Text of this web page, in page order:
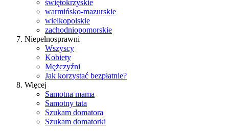
świętokrzyskie
warmińsko-mazurskie
wielkopolskie
zachodniopomorskie
Niepełnosprawni
Wszyscy
Kobiety
Mężczyźni
Jak korzystać bezpłatnie?
Więcej
Samotna mama
Samotny tata
Szukam domatora
Szukam domatorki